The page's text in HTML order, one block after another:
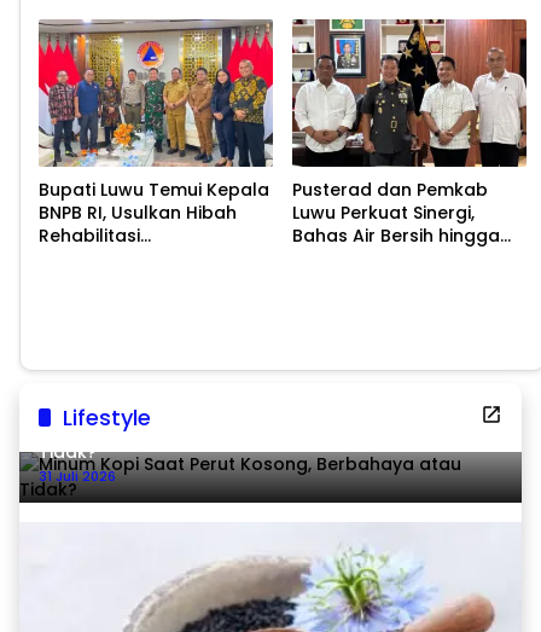
Bupati Luwu Temui Kepala
BNPB RI, Usulkan Hibah
Rehabilitasi
Pusterad dan Pemkab
Luwu Perkuat Sinergi,
Bahas Air Bersih hingga
Lifestyle
Minum Kopi Saat Perut Kosong, Berbahaya atau
Tidak?
31 Juli 2026